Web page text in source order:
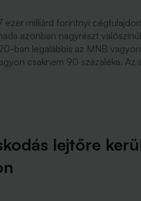
milliárd forintnyi
azonban nagyrészt
ban legalábbis az MNB
csaknem 90 százaléka. Az
lejtőre